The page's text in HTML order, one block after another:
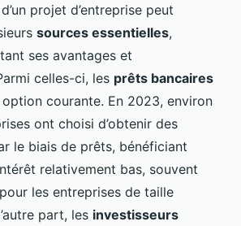
projet d’entreprise peut
sources essentielles,
ses avantages et
celles-ci, les prêts bancaires
courante. En 2023, environ
ont choisi d’obtenir des
le biais de prêts, bénéficiant
relativement bas, souvent
pour les entreprises de taille
part, les investisseurs